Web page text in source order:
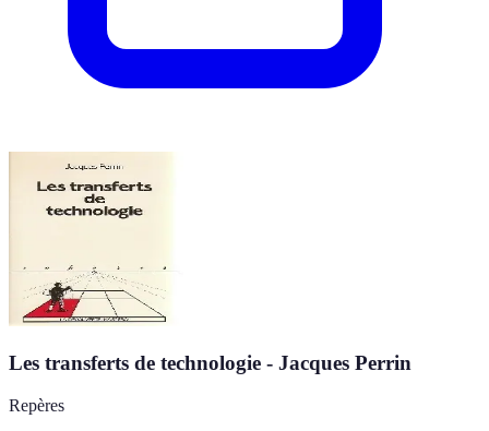
Les transferts de technologie - Jacques Perrin
Repères